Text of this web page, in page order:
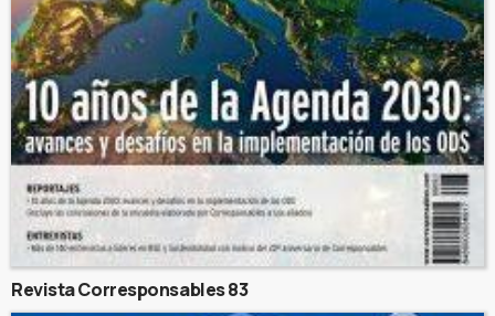
Revista Corresponsables 83